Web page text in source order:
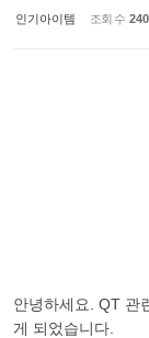
인기아이템 조회 수
안녕하세요. QT 관
게 되었습니다.